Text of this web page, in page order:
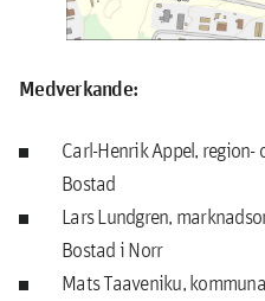
Medverkande:
Carl-Henrik Appel, region-
Bostad
Lars Lundgren,
Bostad i Norr
Mats Taaveniku,